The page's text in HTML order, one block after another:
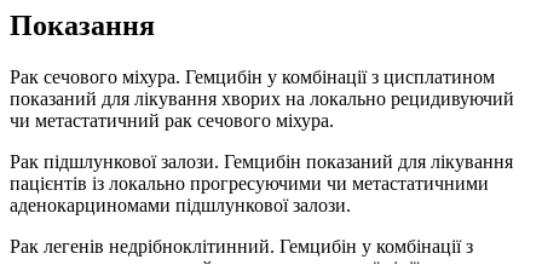
Показання
Рак сечового міхура. Гемцибін у комбінації з цисплатином
показаний для лікування хворих на локально рецидивуючий
чи метастатичний рак сечового міхура.
Рак підшлункової залози. Гемцибін показаний для лікування
пацієнтів із локально прогресуючими чи метастатичними
аденокарциномами підшлункової залози.
Рак легенів недрібноклітинний. Гемцибін у комбінації з